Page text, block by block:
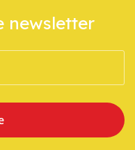
newsletter